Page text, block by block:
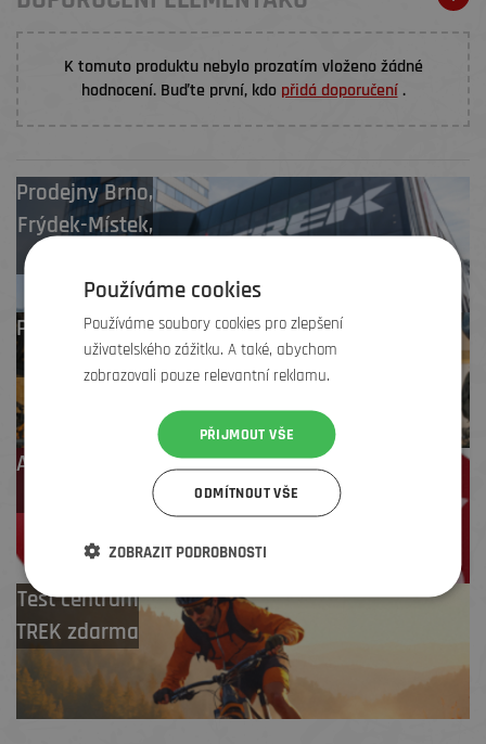
K tomuto produktu nebylo prozatím vloženo žádné
hodnocení. Buďte první, kdo přidá doporučení.
ProdejnyBrno,
Frýdek-Místek,
Profesionální záruční
i pozáruční servis
Až 4 % cashback
na další nákup
Test centrum
TREK zdarma
Používáme cookies
Používáme soubory cookies pro zlepšení
uživatelského zážitku. A také, abychom
zobrazovali pouze relevantní reklamu.
PŘIJMOUT VŠE
ODMÍTNOUT VŠE
ZOBRAZIT PODROBNOSTI